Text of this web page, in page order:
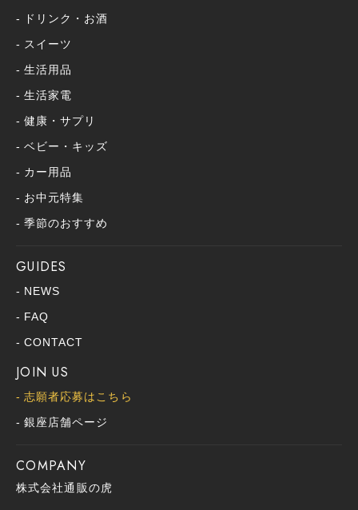
ドリンク・お酒
スイーツ
生活用品
生活家電
健康・サプリ
ベビー・キッズ
カー用品
お中元特集
季節のおすすめ
GUIDES
NEWS
FAQ
CONTACT
JOIN US
志願者応募はこちら
銀座店舗ページ
COMPANY
株式会社通販の虎